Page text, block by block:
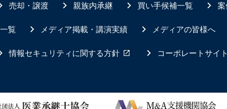
売却・譲渡 親族内承継 買い手候補一覧
覧 メディア掲載・講演実績 メディアの皆様へ
情報セキュリティに関する方針 コーポレートサイト